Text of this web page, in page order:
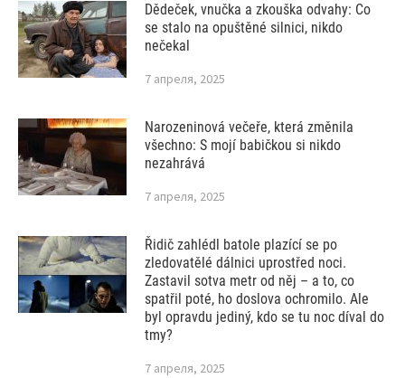
Dědeček, vnučka a zkouška odvahy: Co
se stalo na opuštěné silnici, nikdo
nečekal
7 апреля, 2025
Narozeninová večeře, která změnila
všechno: S mojí babičkou si nikdo
nezahrává
7 апреля, 2025
Řidič zahlédl batole plazící se po
zledovatělé dálnici uprostřed noci.
Zastavil sotva metr od něj – a to, co
spatřil poté, ho doslova ochromilo. Ale
byl opravdu jediný, kdo se tu noc díval do
tmy?
7 апреля, 2025